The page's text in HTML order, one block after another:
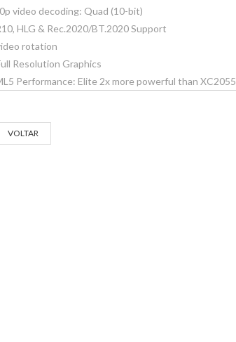
video decoding: Quad (10-bit)
HLG & Rec.2020/BT.2020 Support
rotation
Resolution Graphics
Performance: Elite 2x more powerful than XC2055
VOLTAR